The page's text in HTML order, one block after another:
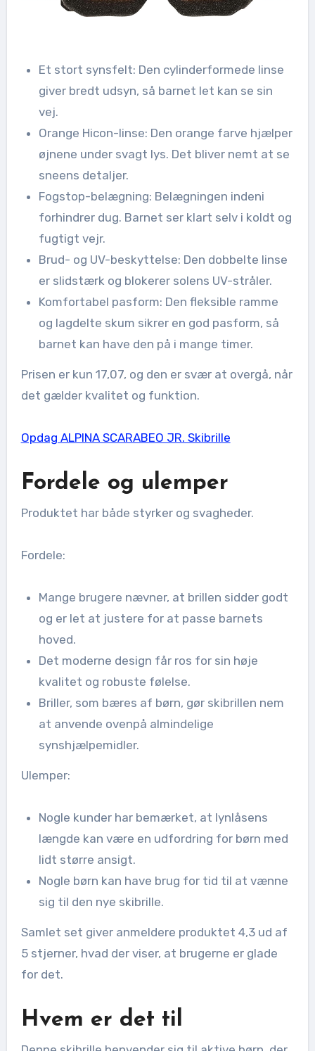
Et stort synsfelt: Den cylinderformede linse
giver bredt udsyn, så barnet let kan se sin
vej.
Orange Hicon-linse: Den orange farve hjælper
øjnene under svagt lys. Det bliver nemt at se
sneens detaljer.
Fogstop-belægning: Belægningen indeni
forhindrer dug. Barnet ser klart selv i koldt og
fugtigt vejr.
Brud- og UV-beskyttelse: Den dobbelte linse
er slidstærk og blokerer solens UV-stråler.
Komfortabel pasform: Den fleksible ramme
og lagdelte skum sikrer en god pasform, så
barnet kan have den på i mange timer.
Prisen er kun 17,07, og den er svær at overgå, når
det gælder kvalitet og funktion.
Opdag ALPINA SCARABEO JR. Skibrille
Fordele og ulemper
Produktet har både styrker og svagheder.
Fordele:
Mange brugere nævner, at brillen sidder godt
og er let at justere for at passe barnets
hoved.
Det moderne design får ros for sin høje
kvalitet og robuste følelse.
Briller, som bæres af børn, gør skibrillen nem
at anvende ovenpå almindelige
synshjælpemidler.
Ulemper:
Nogle kunder har bemærket, at lynlåsens
længde kan være en udfordring for børn med
lidt større ansigt.
Nogle børn kan have brug for tid til at vænne
sig til den nye skibrille.
Samlet set giver anmeldere produktet 4,3 ud af
5 stjerner, hvad der viser, at brugerne er glade
for det.
Hvem er det til